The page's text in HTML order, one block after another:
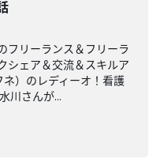
フリーランス＆フリーラ
シェア＆交流＆スキルア
）のレディーオ！看護
川さんが...